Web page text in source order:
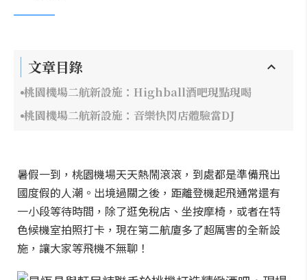
文章目錄
桃園機場二航新設施：Highball酒吧現點現喝
桃園機場二航新設施：音樂快閃店體驗當DJ
暑假一到，桃園機場天天熱鬧滾滾，到處都是準備飛出
國度假的人潮。出境過關之後，距離登機起飛通常還有
一小段等待時間，除了逛免稅店、坐按摩椅，或者在特
色候機室拍照打卡，現在第二航廈多了超厲害的全新設
施，讓大家等飛機不無聊！